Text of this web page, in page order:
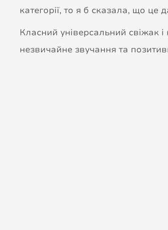
категорії, то я б сказала, що це
Класний універсальний свіжак
незвичайне звучання та